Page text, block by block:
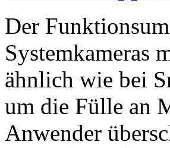
Der
Systemkameras
ähnlich wie bei
um die Fülle an
Anwender